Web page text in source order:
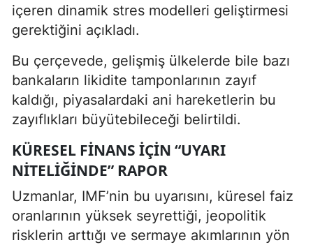
içeren dinamik stres modelleri geliştirmesi
gerektiğini açıkladı.
Bu çerçevede, gelişmiş ülkelerde bile bazı
bankaların likidite tamponlarının zayıf
kaldığı, piyasalardaki ani hareketlerin bu
zayıflıkları büyütebileceği belirtildi.
KÜRESEL FINANS İÇIN “UYARI
NITELIĞINDE” RAPOR
Uzmanlar, IMF’nin bu uyarısını, küresel faiz
oranlarının yüksek seyrettiği, jeopolitik
risklerin arttığı ve sermaye akımlarının yön